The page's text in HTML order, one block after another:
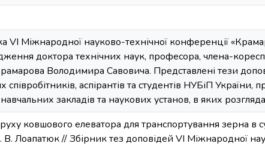
VI Міжнародної науково-технічної конференції
доктора технічних наук, професора, члена-
Володимира Савовича. Представлені тези
співробітників, аспірантів та студентів НУБіП України,
закладів та наукових установ, в яких
ковшового елеватора для транспортування зерна в
Лоапатюк // Збірник тез доповідей VI Міжнародної